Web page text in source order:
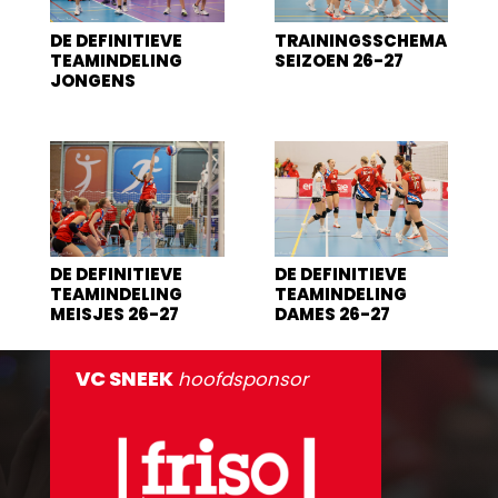
DE DEFINITIEVE
TEAMINDELING
JONGENS
TRAININGSSCHEMA
SEIZOEN 26-27
DE DEFINITIEVE
TEAMINDELING
MEISJES 26-27
DE DEFINITIEVE
TEAMINDELING
DAMES 26-27
VC SNEEK hoofdsponsor